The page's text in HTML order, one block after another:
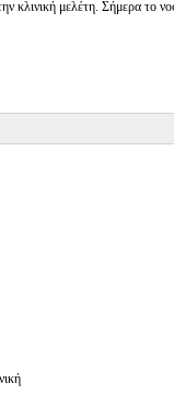
κλινική μελέτη. Σήμερα το